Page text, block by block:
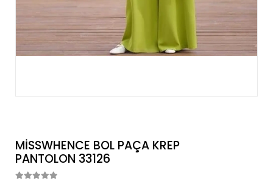
MİSSWHENCE BOL PAÇA KREP
PANTOLON 33126